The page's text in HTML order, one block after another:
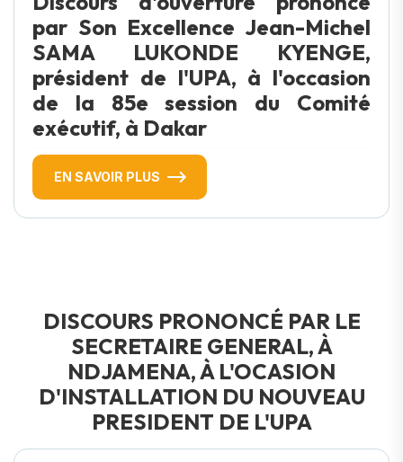
par Son Excellence Jean-Michel
SAMA LUKONDE KYENGE,
président de l'UPA, à l'occasion
de la 85e session du Comité
exécutif, à Dakar
EN SAVOIR PLUS
DISCOURS PRONONCÉ PAR LE
SECRETAIRE GENERAL, À
NDJAMENA, À L'OCASION
D'INSTALLATION DU NOUVEAU
PRESIDENT DE L'UPA